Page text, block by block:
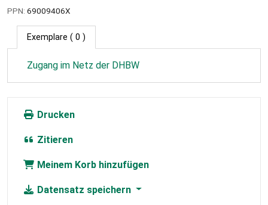
PPN: 69009406X
Exemplare ( 0 )
Zugang im Netz der DHBW
Drucken
Zitieren
Meinem Korb hinzufügen
Datensatz speichern